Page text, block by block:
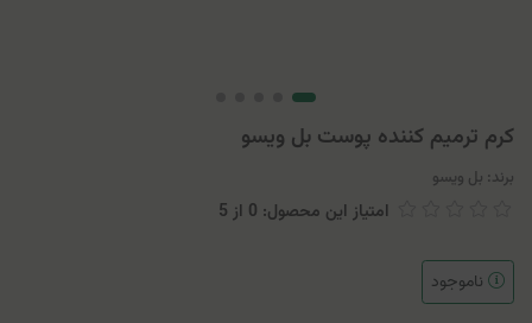
کرم ترمیم کننده پوست بل ویسو
برند: بل ویسو
امتیاز این محصول: 0 از 5
ناموجود